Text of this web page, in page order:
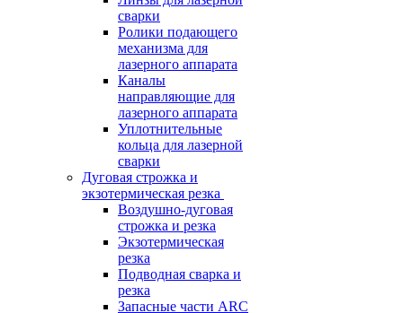
сварки
Ролики подающего
механизма для
лазерного аппарата
Каналы
направляющие для
лазерного аппарата
Уплотнительные
кольца для лазерной
сварки
Дуговая строжка и
экзотермическая резка
Воздушно-дуговая
строжка и резка
Экзотермическая
резка
Подводная сварка и
резка
Запасные части ARC